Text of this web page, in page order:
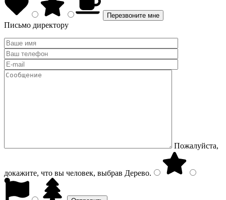
Письмо директору
Пожалуйста,
докажите, что вы человек, выбрав Дерево.